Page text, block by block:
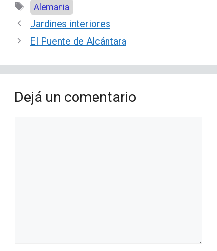
Etiquetas
Alemania
Jardines interiores
El Puente de Alcántara
Dejá un comentario